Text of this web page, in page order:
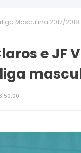
Masculina 2017/2018
e JF